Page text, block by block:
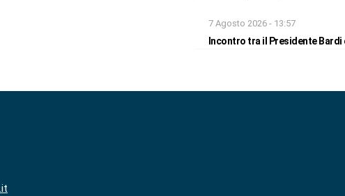
7 Agosto 2026 - 13:57
Incontro tra il Presidente Bardi